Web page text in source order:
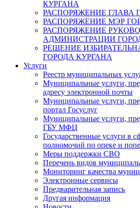
КУРГАНА
РАСПОРЯЖЕНИЕ ГЛАВА
РАСПОРЯЖЕНИЕ МЭР
РАСПОРЯЖЕНИЕ
АДМИНИСТРАЦИИ
РЕШЕНИЕ
ГОРОДА КУРГАНА
Услуги
Реестр муниципальных
Муниципальные услуги,
адресу электронной почты
Муниципальные услуги,
портал Госуслуг
Муниципальные услуги,
ГБУ МФЦ
Государственные услуги в
полномочий по опеке и
Меры поддержки СВО
Перечень видов
Мониторинг качества
Электронные сервисы
Предварительная запись
Другая информация